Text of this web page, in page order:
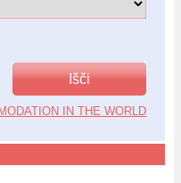
IN THE WORLD